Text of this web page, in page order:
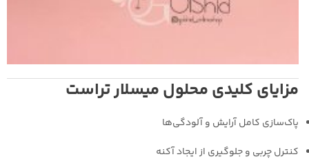
مزایای کلیدی محلول میسلار تراست
پاک‌سازی کامل آرایش و آلودگی‌ها
کنترل چربی و جلوگیری از ایجاد آکنه